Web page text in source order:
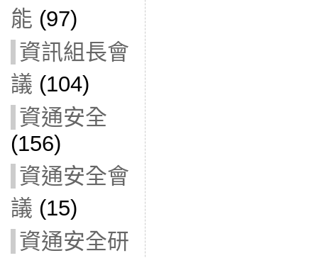
能 (97)
資訊組長會
議 (104)
資通安全
(156)
資通安全會
議 (15)
資通安全研